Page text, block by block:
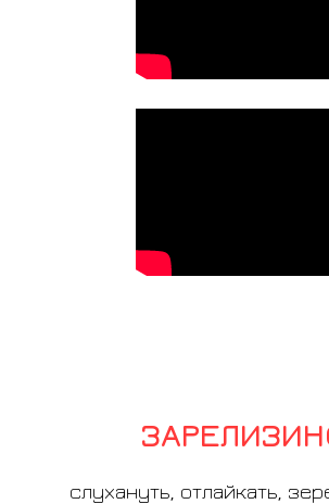
слухануть, отлайкать,